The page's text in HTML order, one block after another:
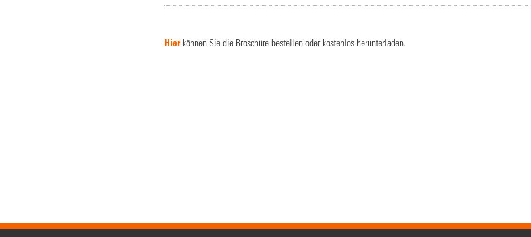
Hierkönnen Sie die Broschüre bestellen oder kostenlos herunterladen.